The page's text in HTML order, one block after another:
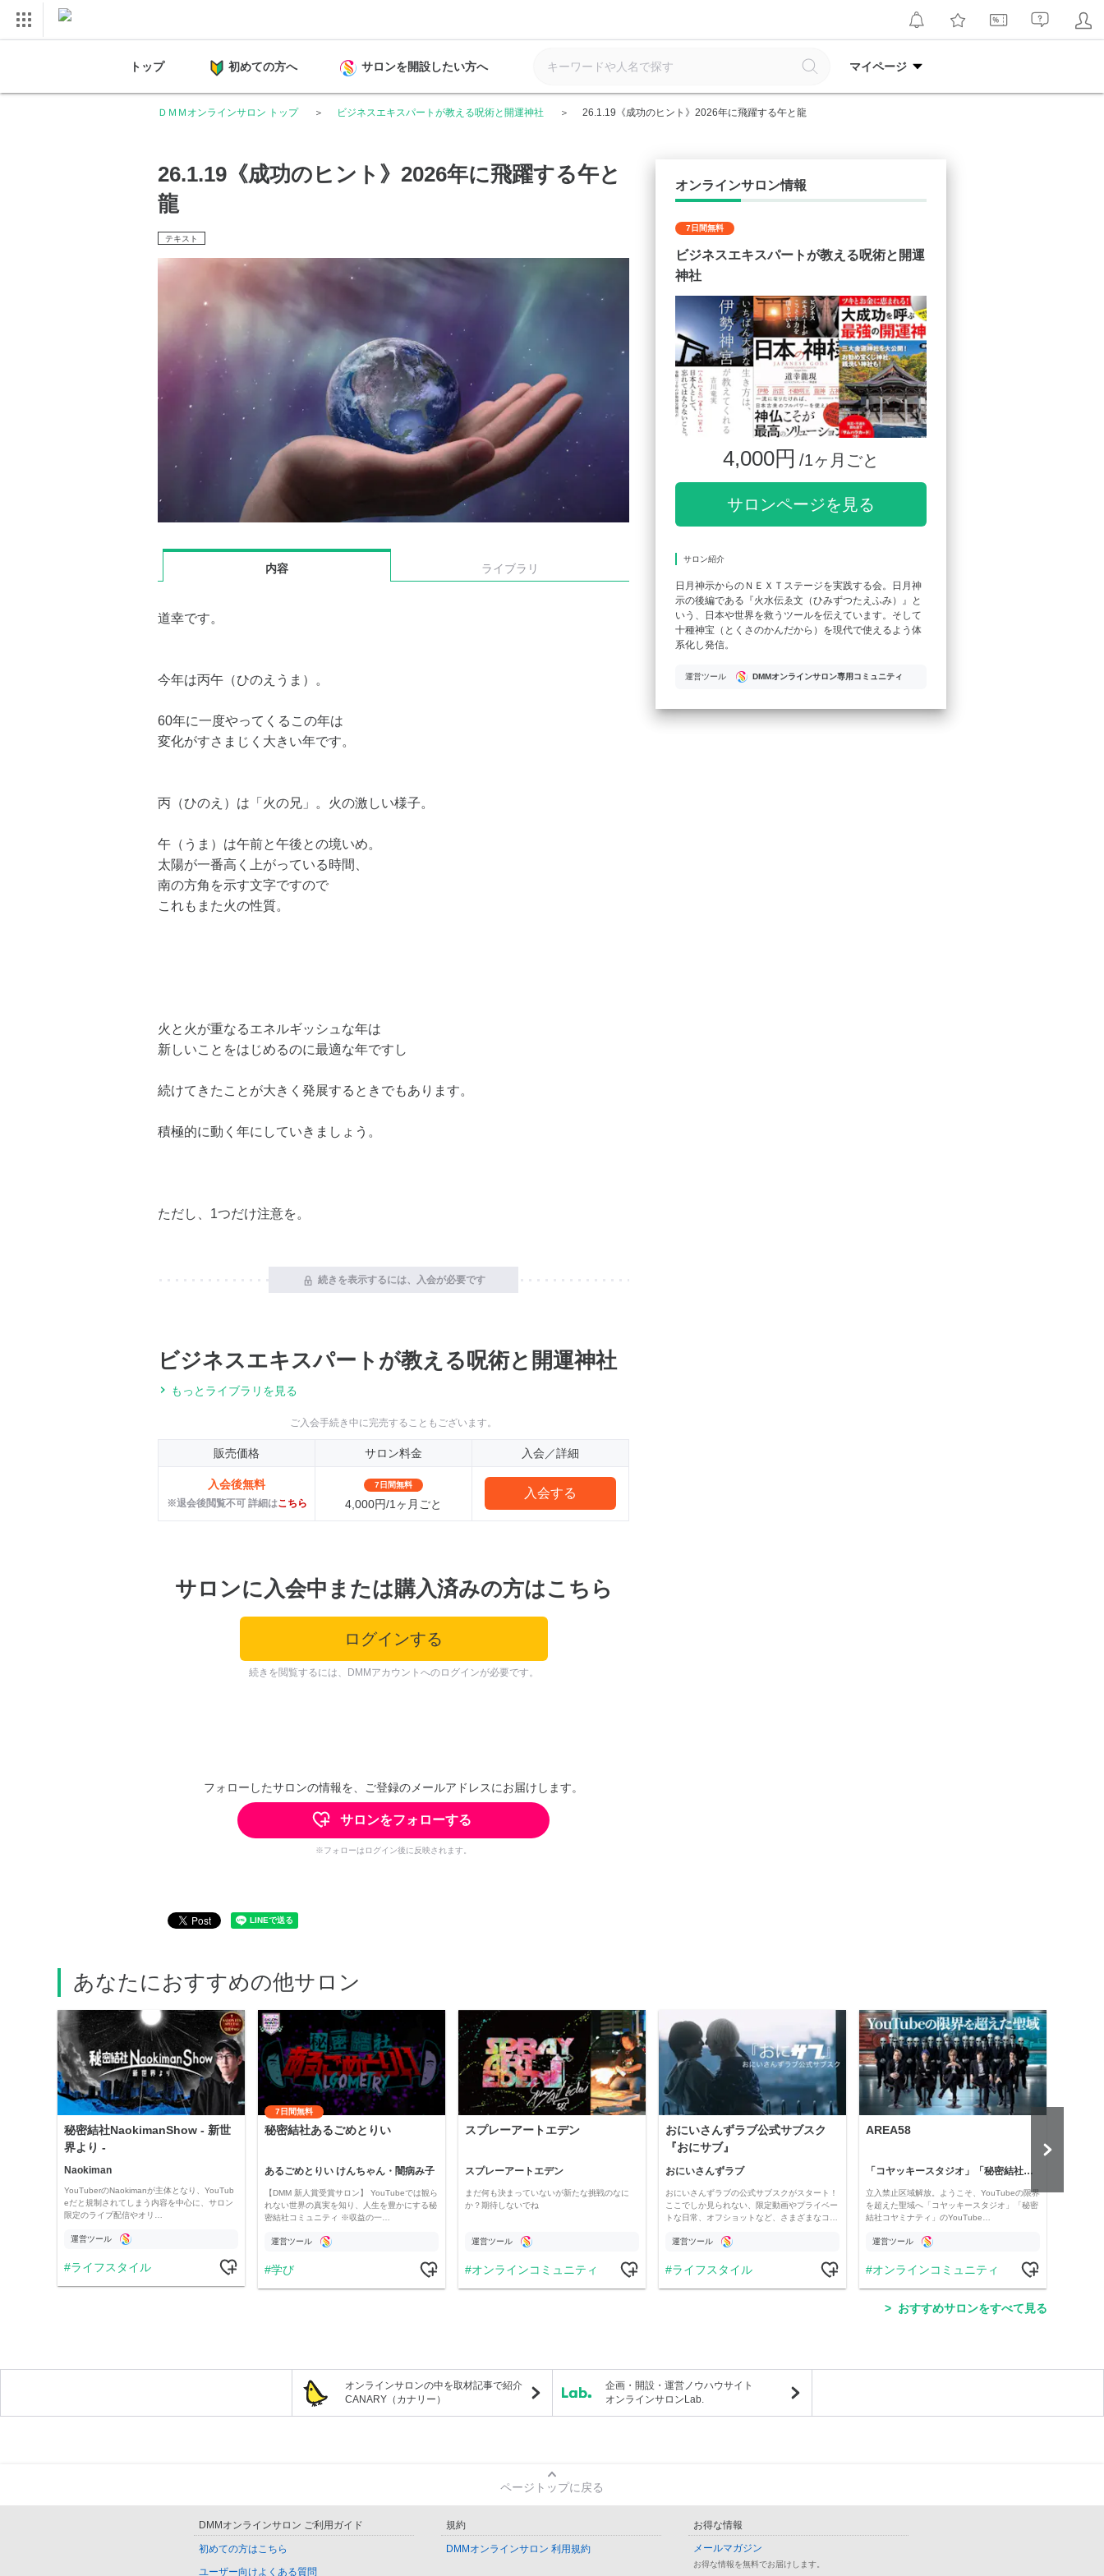
トップ 初めての方へ サロンを開設したい方へ マイページ
ＤＭＭオンラインサロン トップ ビジネスエキスパートが教える呪術と開運神社 26.1.19《成功のヒント》2026年に飛躍する午と龍
26.1.19《成功のヒント》2026年に飛躍する午と
龍
テキスト
内容 ライブラリ
道幸です。
今年は丙午（ひのえうま）。
60年に一度やってくるこの年は
変化がすさまじく大きい年です。
丙（ひのえ）は「火の兄」。火の激しい様子。
午（うま）は午前と午後との境いめ。
太陽が一番高く上がっている時間、
南の方角を示す文字ですので
これもまた火の性質。
火と火が重なるエネルギッシュな年は
新しいことをはじめるのに最適な年ですし
続けてきたことが大きく発展するときでもあります。
積極的に動く年にしていきましょう。
ただし、1つだけ注意を。
続きを表示するには、入会が必要です
ビジネスエキスパートが教える呪術と開運神社
もっとライブラリを見る
ご入会手続き中に完売することもございます。
販売価格 サロン料金 入会／詳細
入会後無料
※退会後閲覧不可 詳細はこちら
7日間無料
4,000円/1ヶ月ごと
入会する
サロンに入会中または購入済みの方はこちら
ログインする
続きを閲覧するには、DMMアカウントへのログインが必要です。
フォローしたサロンの情報を、ご登録のメールアドレスにお届けします。
サロンをフォローする
※フォローはログイン後に反映されます。
オンラインサロン情報
7日間無料
ビジネスエキスパートが教える呪術と開運
神社
4,000円 /1ヶ月ごと
サロンページを見る
サロン紹介
日月神示からのＮＥＸＴステージを実践する会。日月神
示の後編である『火水伝ゑ文（ひみずつたえふみ）』と
いう、日本や世界を救うツールを伝えています。そして
十種神宝（とくさのかんだから）を現代で使えるよう体
系化し発信。
運営ツール DMMオンラインサロン専用コミュニティ
あなたにおすすめの他サロン
秘密結社NaokimanShow - 新世
界より -
Naokiman
YouTuberのNaokimanが主体となり、YouTub
eだと規制されてしまう内容を中心に、サロン
限定のライブ配信やオリ…
運営ツール
ライフスタイル
7日間無料
秘密結社あるごめとりい
あるごめとりい けんちゃん・闇病み子
【DMM 新人賞受賞サロン】 YouTubeでは観ら
れない世界の真実を知り、人生を豊かにする秘
密結社コミュニティ ※収益の一…
運営ツール
学び
スプレーアートエデン
スプレーアートエデン
まだ何も決まっていないが新たな挑戦のなに
か？期待しないでね
運営ツール
オンラインコミュニティ
おにいさんずラブ公式サブスク
『おにサブ』
おにいさんずラブ
おにいさんずラブの公式サブスクがスタート！
ここでしか見られない、限定動画やプライベー
トな日常、オフショットなど、さまざまなコ…
運営ツール
ライフスタイル
AREA58
「コヤッキースタジオ」「秘密結社コヤミナティ」
立入禁止区域解放。ようこそ、YouTubeの限界
を超えた聖域へ「コヤッキースタジオ」「秘密
結社コヤミナティ」のYouTube…
運営ツール
オンラインコミュニティ
おすすめサロンをすべて見る
オンラインサロンの中を取材記事で紹介
CANARY（カナリー）
企画・開設・運営ノウハウサイト
オンラインサロンLab.
ページトップに戻る
DMMオンラインサロン ご利用ガイド
初めての方はこちら
ユーザー向けよくある質問
規約
DMMオンラインサロン 利用規約
お得な情報
メールマガジン
お得な情報を無料でお届けします。